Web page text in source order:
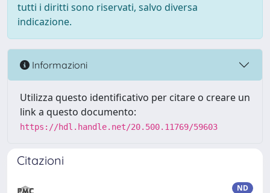
tutti i diritti sono riservati, salvo diversa
indicazione.
Informazioni
Utilizza questo identificativo per citare o creare un
link a questo documento:
https://hdl.handle.net/20.500.11769/59603
Citazioni
ND